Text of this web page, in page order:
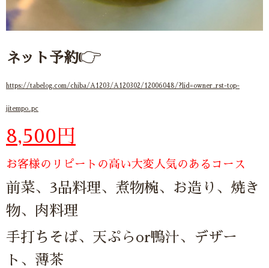
ネット予約👉
https://tabelog.com/chiba/A1203/A120302/12006048/?lid=owner_rst-top-
jitempo_pc
8,500円
お客様のリピートの高い大変人気のあるコース
前菜、3品料理、煮物椀、お造り、焼き
物、肉料理
手打ちそば、天ぷらor鴨汁、デザー
ト、薄茶